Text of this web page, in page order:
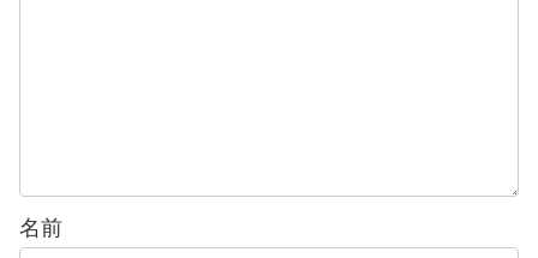
名前